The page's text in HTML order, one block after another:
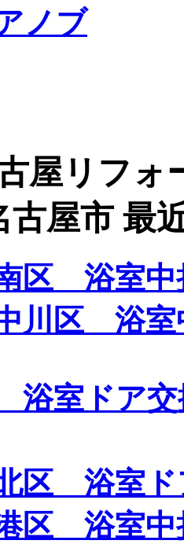
ノブ
区 浴室
川区 浴
浴室ドア
区 浴室ド
区 浴室